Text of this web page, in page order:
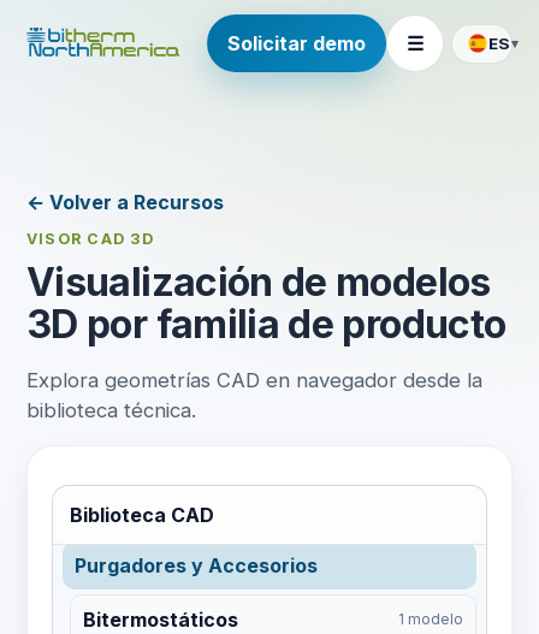
Solicitar demo ☰ ES▾
← Volver a Recursos
VISOR CAD 3D
Visualización de modelos
3D por familia de producto
Explora geometrías CAD en navegador desde la
biblioteca técnica.
Biblioteca CAD
Monitorización de Purgadores y
Válvulas
LoRaWAN Sin modelo 3D
LTE / NB-IoT Sin modelo 3D
Bus RS-485 Cableado
Purgadores y Accesorios
Bitermostáticos 1 modelo